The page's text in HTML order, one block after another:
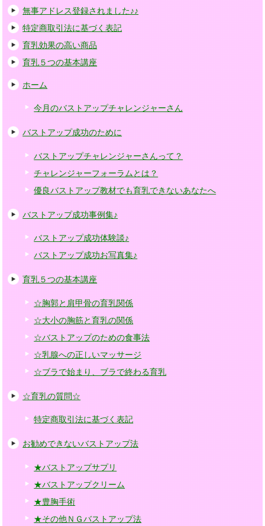
無事アドレス登録されました♪♪
特定商取引法に基づく表記
育乳効果の高い商品
育乳５つの基本講座
ホーム
今月のバストアップチャレンジャーさん
バストアップ成功のために
バストアップチャレンジャーさんって？
チャレンジャーフォーラムとは？
優良バストアップ教材でも育乳できないあなたへ
バストアップ成功事例集♪
バストアップ成功体験談♪
バストアップ成功お写真集♪
育乳５つの基本講座
☆胸郭と肩甲骨の育乳関係
☆大小の胸筋と育乳の関係
☆バストアップのための食事法
☆乳腺への正しいマッサージ
☆ブラで始まり、ブラで終わる育乳
☆育乳の質問☆
特定商取引法に基づく表記
お勧めできないバストアップ法
★バストアップサプリ
★バストアップクリーム
★豊胸手術
★その他ＮＧバストアップ法